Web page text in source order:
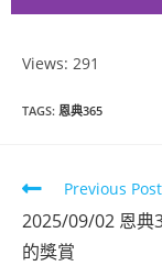
Views: 291
TAGS: 恩典365
Previous Post
2025/09/02 恩典
的獎賞